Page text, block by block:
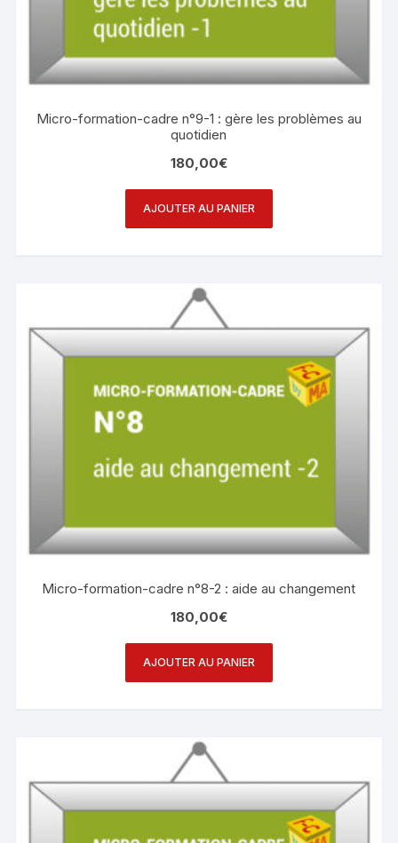
Micro-formation-cadre n°9-1 : gère les problèmes au
quotidien
180,00€
AJOUTER AU PANIER
Micro-formation-cadre n°8-2 : aide au changement
180,00€
AJOUTER AU PANIER